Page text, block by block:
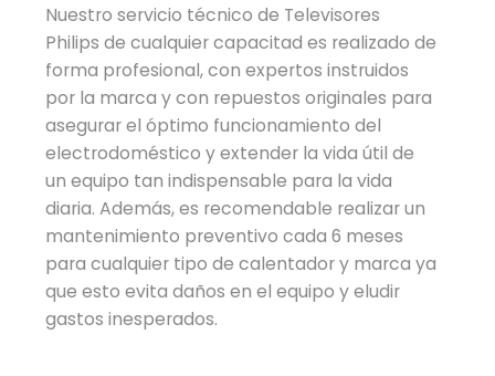
Nuestro servicio técnico de Televisores
Philips de cualquier capacitad es realizado de
forma profesional, con expertos instruidos
por la marca y con repuestos originales para
asegurar el óptimo funcionamiento del
electrodoméstico y extender la vida útil de
un equipo tan indispensable para la vida
diaria. Además, es recomendable realizar un
mantenimiento preventivo cada 6 meses
para cualquier tipo de calentador y marca ya
que esto evita daños en el equipo y eludir
gastos inesperados.